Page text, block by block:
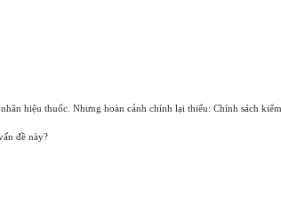
hiệu thuốc. Nhưng hoàn cảnh chính lại thiếu: Chính sách
đề này?